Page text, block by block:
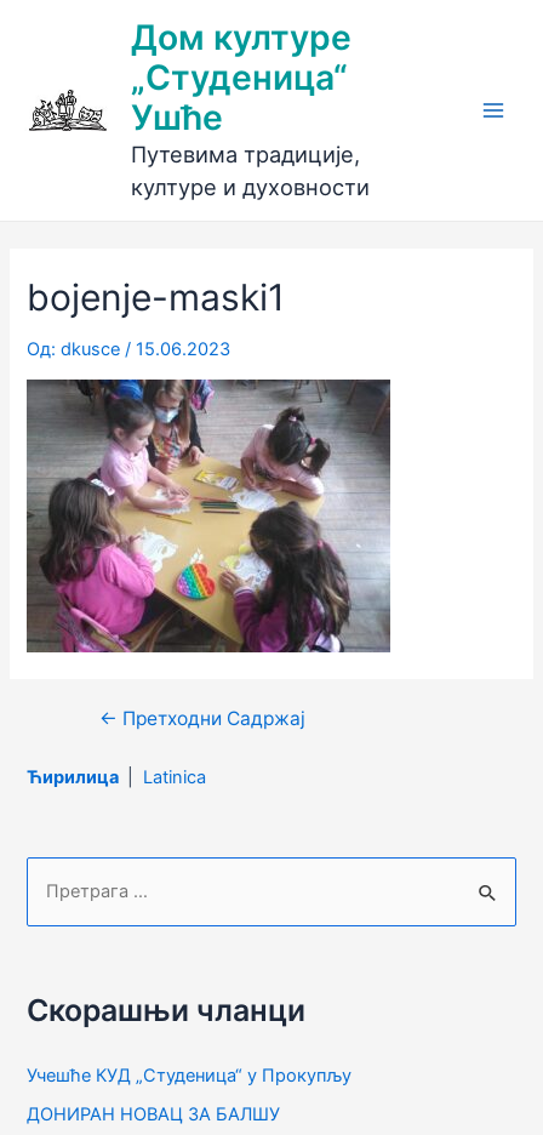
Дом културе
„Студеница“
Ушће
Путевима традиције,
културе и духовности
bojenje-maski1
Од: dkusce/15.06.2023
Кретање
← Претходни Садржај
Ћирилица Latinica
р
г
а
Скорашњи чланци
Учешће КУД „Студеница“ у Прокупљу
ДОНИРАН НОВАЦ ЗА БАЛШУ